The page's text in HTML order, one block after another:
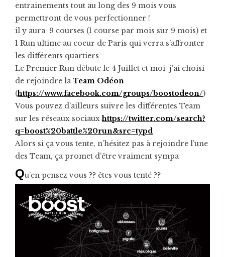
entrainements tout au long des 9 mois vous
permettront de vous perfectionner !
il y aura 9 courses (1 course par mois sur 9 mois) et
1 Run ultime au coeur de Paris qui verra s’affronter
les différents quartiers
Le Premier Run débute le 4 Juillet et moi j’ai choisi
de rejoindre laTeam Odéon
(https://www.facebook.com/groups/boostodeon/)
Vous pouvez d’ailleurs suivre les différentes Team
sur les réseaux sociauxhttps://twitter.com/search?
q=boost%20battle%20run&src=typd
Alors si ça vous tente, n’hésitez pas à rejoindre l’une
des Team, ça promet d’être vraiment sympa
Qu’en pensez vous ?? êtes vous tenté ??